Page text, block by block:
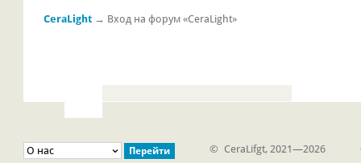
CeraLight → Вход на форум «CeraLight»
© CeraLifgt, 2021—2026